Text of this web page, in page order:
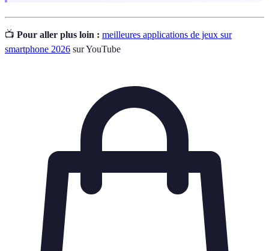
📺 Pour aller plus loin : meilleures applications de jeux sur
smartphone 2026 sur YouTube